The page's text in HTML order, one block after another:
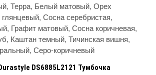
Терра, Белый матовый, Орех
Сосна серебристая,
Графит матовый, Сосна коричневая,
Каштан темный, Тичинская вишня,
Серо-коричневый
DS6885L2121 Тумбочка